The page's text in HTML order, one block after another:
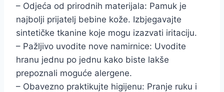
– Odjeća od prirodnih materijala: Pamuk je
najbolji prijatelj bebine kože. Izbjegavajte
sintetičke tkanine koje mogu izazvati iritaciju.
– Pažljivo uvodite nove namirnice: Uvodite
hranu jednu po jednu kako biste lakše
prepoznali moguće alergene.
– Obavezno praktikujte higijenu: Pranje ruku i